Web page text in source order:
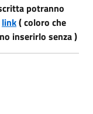
potranno
link( coloro che
inserirlo senza )